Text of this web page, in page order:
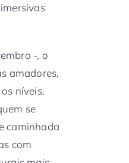
-, o
amadores,
níveis.
se
caminhada
com